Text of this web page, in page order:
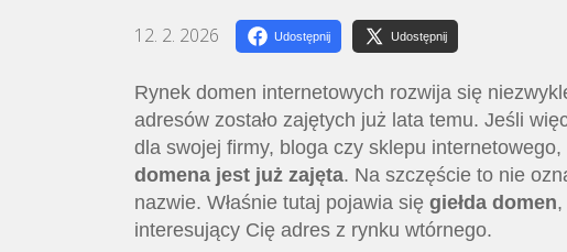
12. 2. 2026 Udostępnij Udostępnij
Rynek domen internetowych rozwija się
adresów zostało zajętych już lata temu. Jeśli
dla swojej firmy, bloga czy sklepu
domena jest już zajęta. Na szczęście to nie
nazwie. Właśnie tutaj pojawia się giełda domen
interesujący Cię adres z rynku wtórnego.